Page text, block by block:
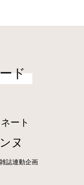
ド
ート
ヌ
誌連動企画